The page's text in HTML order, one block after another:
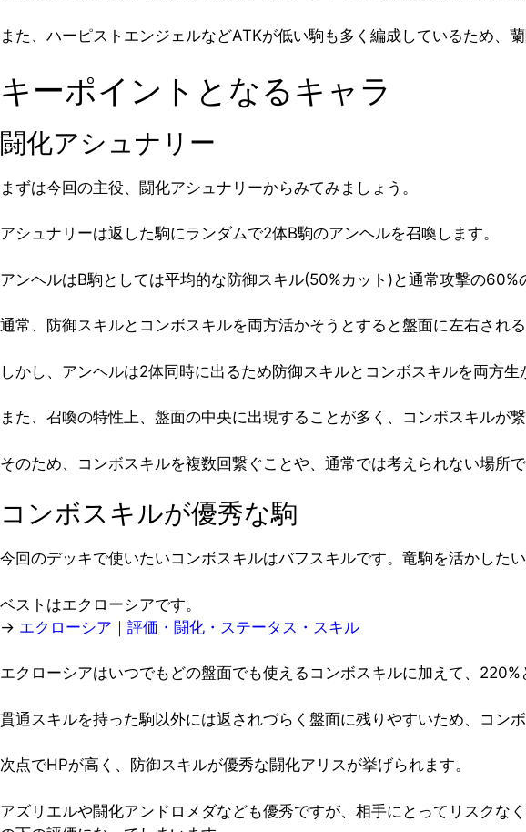
また、ハーピストエンジェルなどATKが低い駒も多く編成しているため、
キーポイントとなるキャラ
闘化アシュナリー
まずは今回の主役、闘化アシュナリーからみてみましょう。
アシュナリーは返した駒にランダムで2体B駒のアンヘルを召喚します。
アンヘルはB駒としては平均的な防御スキル(50%カット)と通常攻撃の
通常、防御スキルとコンボスキルを両方活かそうとすると盤面に左右され
しかし、アンヘルは2体同時に出るため防御スキルとコンボスキルを両方生
また、召喚の特性上、盤面の中央に出現することが多く、コンボスキルが
そのため、コンボスキルを複数回繋ぐことや、通常では考えられない場所
コンボスキルが優秀な駒
今回のデッキで使いたいコンボスキルはバフスキルです。竜駒を活かした
ベストはエクローシアです。
→ エクローシア｜評価・闘化・ステータス・スキル
エクローシアはいつでもどの盤面でも使えるコンボスキルに加えて、
貫通スキルを持った駒以外には返されづらく盤面に残りやすいため、コン
次点でHPが高く、防御スキルが優秀な闘化アリスが挙げられます。
アズリエルや闘化アンドロメダなども優秀ですが、相手にとってリスクな